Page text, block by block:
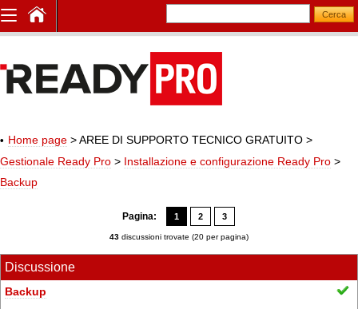
Home page > AREE DI SUPPORTO TECNICO GRATUITO >
Gestionale Ready Pro > Installazione e configurazione Ready Pro >
Backup
Pagina: 1 2 3
43 discussioni trovate (20 per pagina)
Discussione
Backup